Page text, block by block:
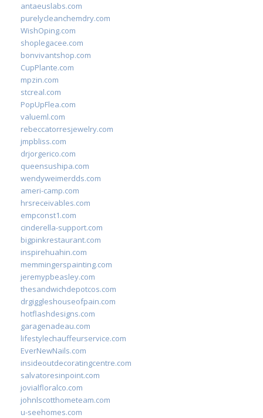
antaeuslabs.com
purelycleanchemdry.com
WishOping.com
shoplegacee.com
bonvivantshop.com
CupPlante.com
mpzin.com
stcreal.com
PopUpFlea.com
valueml.com
rebeccatorresjewelry.com
jmpbliss.com
drjorgerico.com
queensushipa.com
wendyweimerdds.com
ameri-camp.com
hrsreceivables.com
empconst1.com
cinderella-support.com
bigpinkrestaurant.com
inspirehuahin.com
memmingerspainting.com
jeremypbeasley.com
thesandwichdepotcos.com
drgiggleshouseofpain.com
hotflashdesigns.com
garagenadeau.com
lifestylechauffeurservice.com
EverNewNails.com
insideoutdecoratingcentre.com
salvatoresinpoint.com
jovialfloralco.com
johnlscotthometeam.com
u-seehomes.com